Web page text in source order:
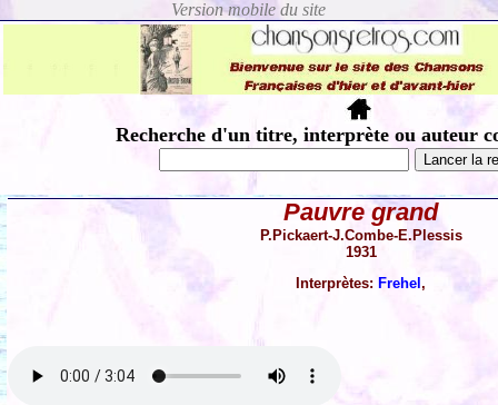
Recherche d'un titre, interprète ou auteur
Pauvre grand
P.Pickaert-J.Combe-E.Plessis
1931
Interprètes: Frehel,